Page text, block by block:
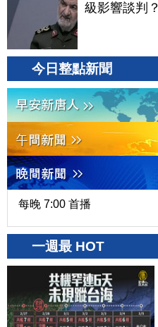
級影響談判？
今日整點新聞
每晚 7:00 首播
一週最 HOT